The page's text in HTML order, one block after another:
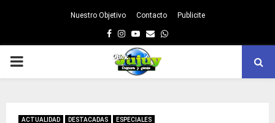
Nuestro Objetivo Contacto Publicite
Facebook
Instagram
Youtube
EmailWhatsapp
PRIMARY
ACTUALIDAD DESTACADAS ESPECIALES